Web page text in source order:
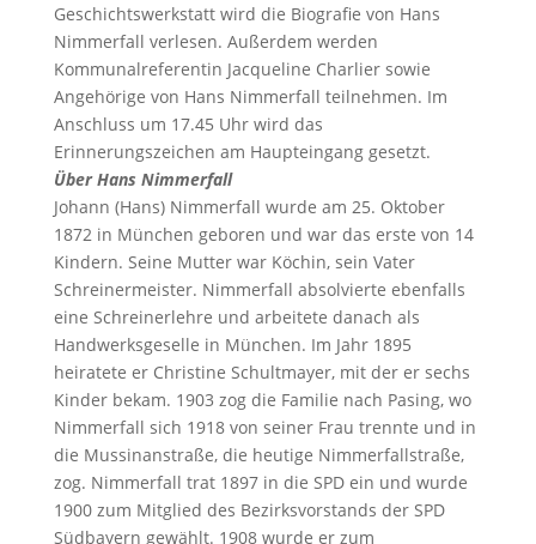
Geschichtswerkstatt wird die Biografie von Hans
Nimmerfall verlesen. Außerdem werden
Kommunalreferentin Jacqueline Charlier sowie
Angehörige von Hans Nimmerfall teilnehmen. Im
Anschluss um 17.45 Uhr wird das
Erinnerungszeichen am Haupteingang gesetzt.
Über Hans Nimmerfall
Johann (Hans) Nimmerfall wurde am 25. Oktober
1872 in München geboren und war das erste von 14
Kindern. Seine Mutter war Köchin, sein Vater
Schreinermeister. Nimmerfall absolvierte ebenfalls
eine Schreinerlehre und arbeitete danach als
Handwerksgeselle in München. Im Jahr 1895
heiratete er Christine Schultmayer, mit der er sechs
Kinder bekam. 1903 zog die Familie nach Pasing, wo
Nimmerfall sich 1918 von seiner Frau trennte und in
die Mussinanstraße, die heutige Nimmerfallstraße,
zog. Nimmerfall trat 1897 in die SPD ein und wurde
1900 zum Mitglied des Bezirksvorstands der SPD
Südbayern gewählt. 1908 wurde er zum